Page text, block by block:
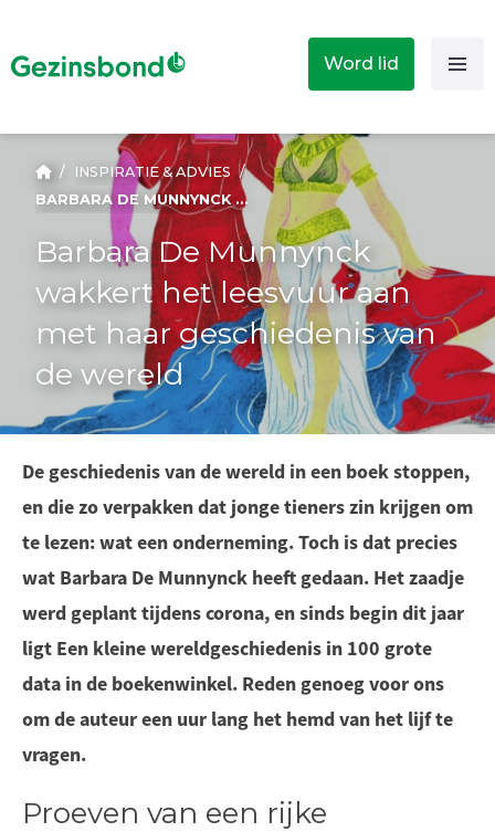
Word lid
/ INSPIRATIE & ADVIES /
BARBARA DE MUNNYNCK WAKKERT HET LEESVUUR AAN MET HAAR GESCHIEDENIS VAN DE WERELD
Barbara De Munnynck
wakkert het leesvuur aan
met haar geschiedenis van
de wereld
De geschiedenis van de wereld in een boek stoppen,
en die zo verpakken dat jonge tieners zin krijgen om
te lezen: wat een onderneming. Toch is dat precies
wat Barbara De Munnynck heeft gedaan. Het zaadje
werd geplant tijdens corona, en sinds begin dit jaar
ligt Een kleine wereldgeschiedenis in 100 grote
data in de boekenwinkel. Reden genoeg voor ons
om de auteur een uur lang het hemd van het lijf te
vragen.
Proeven van een rijke